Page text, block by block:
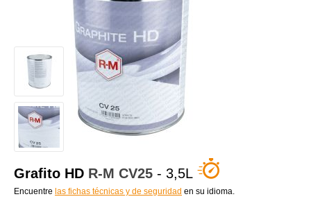
CONSUMIBLES DE CARROCERÍA
HERRAMIENTAS DE CARROCERÍA
EQUIPAMIENTO PARA TALLERES DE CARROCERÍA
TUTORIALES Y CONSEJOS
Grafito HD R-M CV25 - 3,5L
Encuentre las fichas técnicas y de seguridad en su idioma.